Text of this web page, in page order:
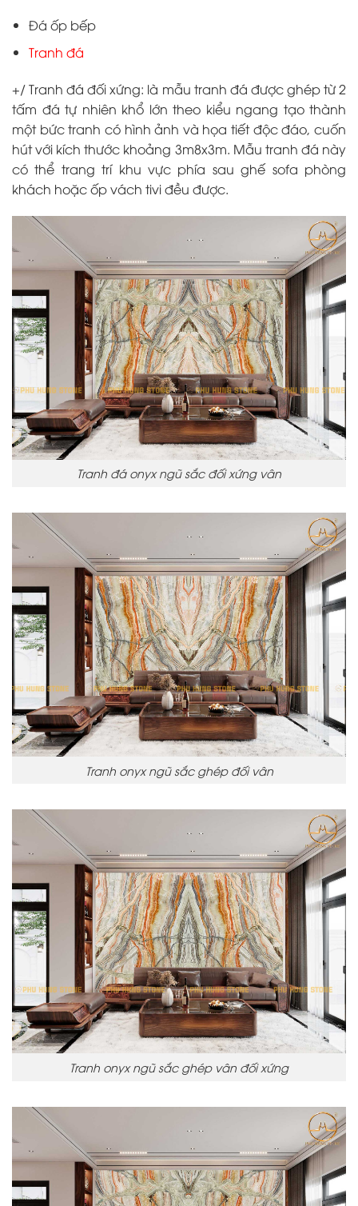
Đá ốp bếp
Tranh đá
+/ Tranh đá đối xứng: là mẫu tranh đá được ghép từ 2
tấm đá tự nhiên khổ lớn theo kiểu ngang tạo thành
một bức tranh có hình ảnh và họa tiết độc đáo, cuốn
hút với kích thước khoảng 3m8x3m. Mẫu tranh đá này
có thể trang trí khu vực phía sau ghế sofa phòng
khách hoặc ốp vách tivi đều được.
Tranh đá onyx ngũ sắc đối xứng vân
Tranh onyx ngũ sắc ghép đối vân
Tranh onyx ngũ sắc ghép vân đối xứng